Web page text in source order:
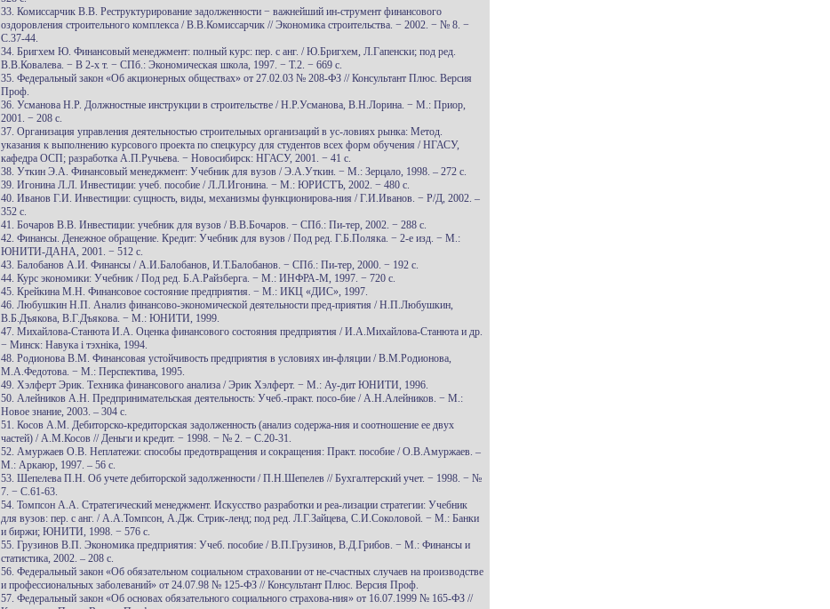
33. Комиссарчик В.В. Реструктурирование задолженности − важнейший ин-струмент финансового
оздоровления строительного комплекса / В.В.Комиссарчик // Экономика строительства. − 2002. − № 8. −
С.37-44.
34. Бригхем Ю. Финансовый менеджмент: полный курс: пер. с анг. / Ю.Бригхем, Л.Гапенски; под ред.
В.В.Ковалева. − В 2-х т. − СПб.: Экономическая школа, 1997. − Т.2. − 669 с.
35. Федеральный закон «Об акционерных обществах» от 27.02.03 № 208-ФЗ // Консультант Плюс. Версия
Проф.
36. Усманова Н.Р. Должностные инструкции в строительстве / Н.Р.Усманова, В.Н.Лорина. − М.: Приор,
2001. − 208 с.
37. Организация управления деятельностью строительных организаций в ус-ловиях рынка: Метод.
указания к выполнению курсового проекта по спецкурсу для студентов всех форм обучения / НГАСУ,
кафедра ОСП; разработка А.П.Ручьева. − Новосибирск: НГАСУ, 2001. − 41 с.
38. Уткин Э.А. Финансовый менеджмент: Учебник для вузов / Э.А.Уткин. − М.: Зерцало, 1998. – 272 с.
39. Игонина Л.Л. Инвестиции: учеб. пособие / Л.Л.Игонина. − М.: ЮРИСТЪ, 2002. − 480 с.
40. Иванов Г.И. Инвестиции: сущность, виды, механизмы функционирова-ния / Г.И.Иванов. − Р/Д, 2002. –
352 с.
41. Бочаров В.В. Инвестиции: учебник для вузов / В.В.Бочаров. − СПб.: Пи-тер, 2002. − 288 с.
42. Финансы. Денежное обращение. Кредит: Учебник для вузов / Под ред. Г.Б.Поляка. − 2-е изд. − М.:
ЮНИТИ-ДАНА, 2001. − 512 с.
43. Балобанов А.И. Финансы / А.И.Балобанов, И.Т.Балобанов. − СПб.: Пи-тер, 2000. − 192 с.
44. Курс экономики: Учебник / Под ред. Б.А.Райзберга. − М.: ИНФРА-М, 1997. − 720 с.
45. Крейкина М.Н. Финансовое состояние предприятия. − М.: ИКЦ «ДИС», 1997.
46. Любушкин Н.П. Анализ финансово-экономической деятельности пред-приятия / Н.П.Любушкин,
В.Б.Дъякова, В.Г.Дъякова. − М.: ЮНИТИ, 1999.
47. Михайлова-Станюта И.А. Оценка финансового состояния предприятия / И.А.Михайлова-Станюта и др.
− Минск: Навука i тэхнiка, 1994.
48. Родионова В.М. Финансовая устойчивость предприятия в условиях ин-фляции / В.М.Родионова,
М.А.Федотова. − М.: Перспектива, 1995.
49. Хэлферт Эрик. Техника финансового анализа / Эрик Хэлферт. − М.: Ау-дит ЮНИТИ, 1996.
50. Алейников А.Н. Предпринимательская деятельность: Учеб.-практ. посо-бие / А.Н.Алейников. − М.:
Новое знание, 2003. – 304 с.
51. Косов А.М. Дебиторско-кредиторская задолженность (анализ содержа-ния и соотношение ее двух
частей) / А.М.Косов // Деньги и кредит. − 1998. − № 2. − С.20-31.
52. Амуржаев О.В. Неплатежи: способы предотвращения и сокращения: Практ. пособие / О.В.Амуржаев. –
М.: Аркаюр, 1997. – 56 с.
53. Шепелева П.Н. Об учете дебиторской задолженности / П.Н.Шепелев // Бухгалтерский учет. − 1998. − №
7. − С.61-63.
54. Томпсон А.А. Стратегический менеджмент. Искусство разработки и реа-лизации стратегии: Учебник
для вузов: пер. с анг. / А.А.Томпсон, А.Дж. Стрик-ленд; под ред. Л.Г.Зайцева, С.И.Соколовой. − М.: Банки
и биржи; ЮНИТИ, 1998. − 576 с.
55. Грузинов В.П. Экономика предприятия: Учеб. пособие / В.П.Грузинов, В.Д.Грибов. − М.: Финансы и
статистика, 2002. – 208 с.
56. Федеральный закон «Об обязательном социальном страховании от не-счастных случаев на производстве
и профессиональных заболеваний» от 24.07.98 № 125-ФЗ // Консультант Плюс. Версия Проф.
57. Федеральный закон «Об основах обязательного социального страхова-ния» от 16.07.1999 № 165-ФЗ //